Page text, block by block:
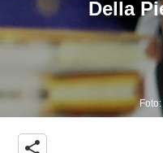
Della
share